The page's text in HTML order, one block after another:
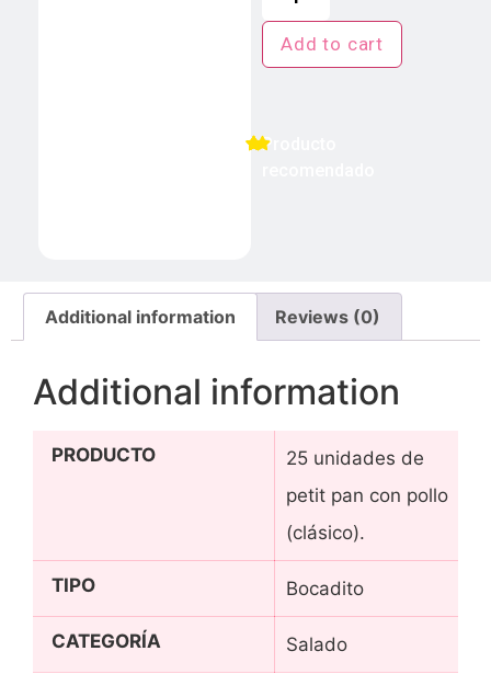
Add to cart
Producto
Additional information Reviews (0)
Additional information
PRODUCTO
25 unidades de
petit pan con pollo
(clásico).
TIPO Bocadito
CATEGORÍA Salado